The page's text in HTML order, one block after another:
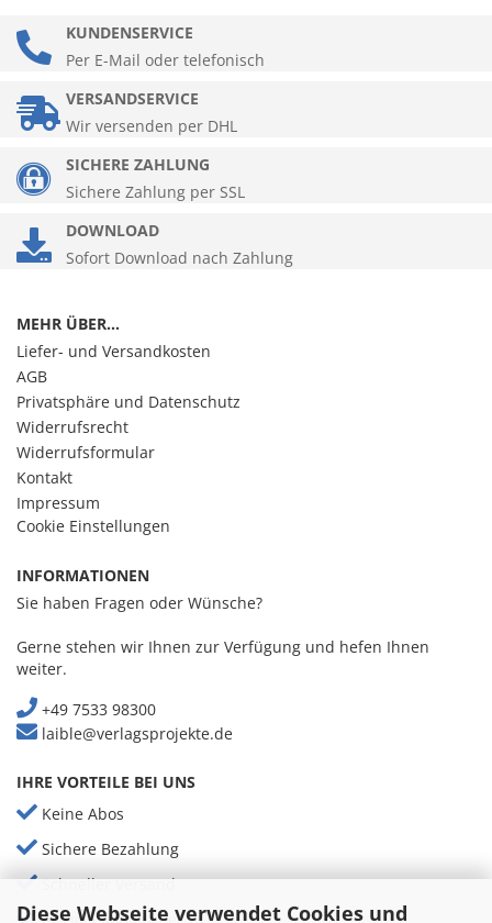
Diese Webseite verwendet Cookies und
KUNDENSERVICE
Per E-Mail oder telefonisch
VERSANDSERVICE
Wir versenden per DHL
SICHERE ZAHLUNG
Sichere Zahlung per SSL
DOWNLOAD
Sofort Download nach Zahlung
MEHR ÜBER...
Liefer- und Versandkosten
AGB
Privatsphäre und Datenschutz
Widerrufsrecht
Widerrufsformular
Kontakt
Impressum
Cookie Einstellungen
INFORMATIONEN
Sie haben Fragen oder Wünsche?
Gerne stehen wir Ihnen zur Verfügung und hefen Ihnen
weiter.
+49 7533 98300
laible@verlagsprojekte.de
IHRE VORTEILE BEI UNS
Keine Abos
Sichere Bezahlung
Schneller Versand